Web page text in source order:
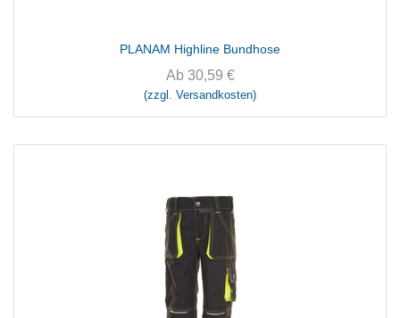
PLANAM Highline Bundhose
Ab 30,59 €
(zzgl. Versandkosten)